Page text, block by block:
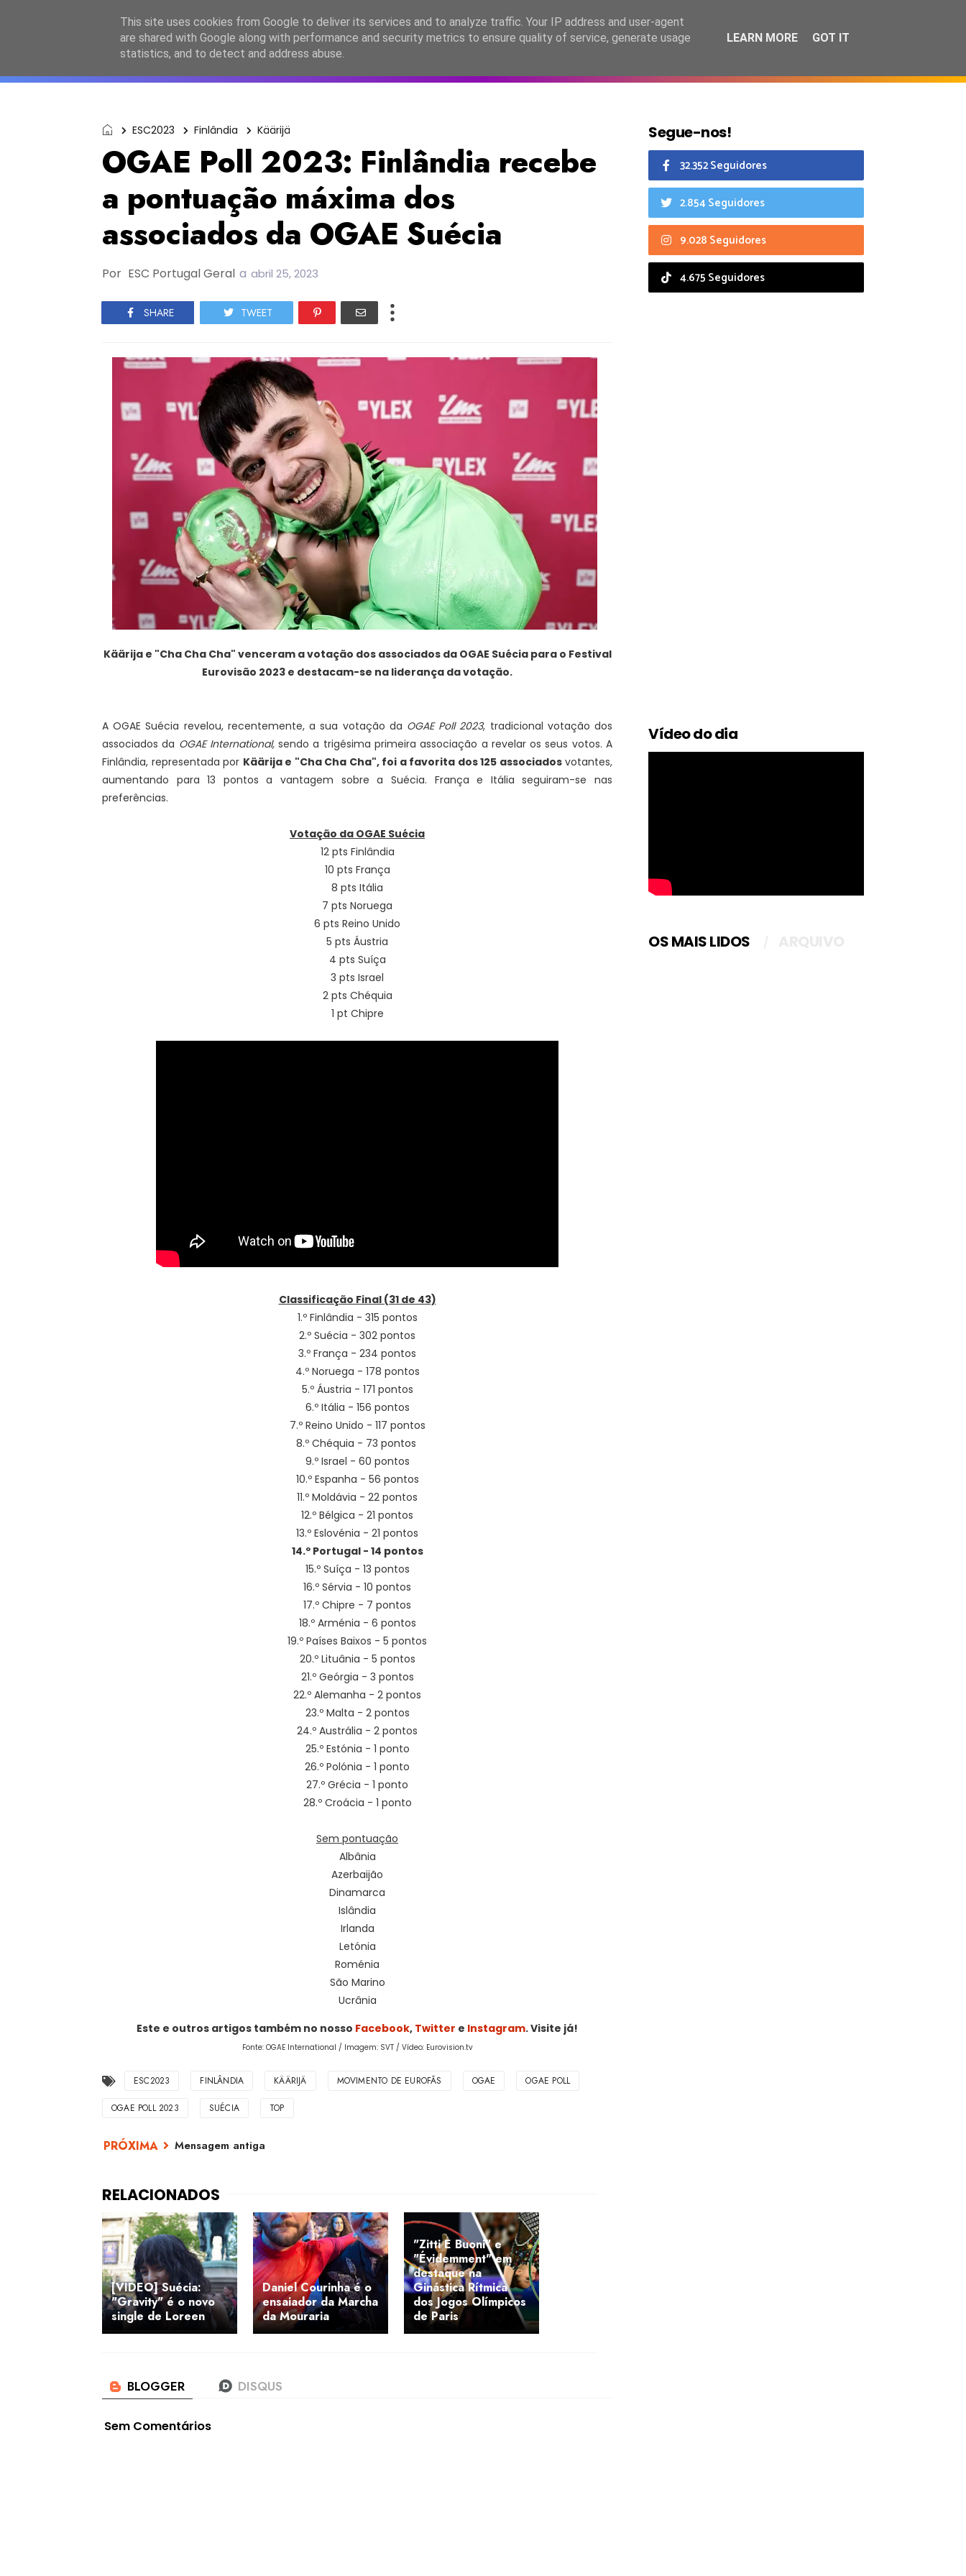
ESC2027 JESC2026 FC2026 EASC2026 PORTUGAL LANÇAMENTOS ESPECIAIS CALENDÁRIO
ESC2023 Finlândia Käärijä
OGAE Poll 2023: Finlândia recebe
a pontuação máxima dos
associados da OGAE Suécia
Por ESC Portugal Geral a abril 25, 2023
SHARE TWEET
Käärija e "Cha Cha Cha" venceram a votação dos associados da OGAE Suécia para o Festival
Eurovisão 2023 e destacam-se na liderança da votação.
A OGAE Suécia revelou, recentemente, a sua votação da OGAE Poll 2023, tradicional votação dos
associados da OGAE International,sendo a trigésima primeira associação a revelar os seus votos. A
Finlândia, representada por Käärija e "Cha Cha Cha",foi a favorita dos 125 associadosvotantes,
aumentando para 13 pontos a vantagem sobre a Suécia. França e Itália seguiram-se nas
preferências.
Votação da OGAE Suécia
12 pts Finlândia
10 pts França
8 pts Itália
7 pts Noruega
6 pts Reino Unido
5 pts Áustria
4 pts Suíça
3 pts Israel
2 pts Chéquia
1 pt Chipre
Classificação Final (31 de 43)
1.º Finlândia - 315 pontos
2.º Suécia - 302 pontos
3.º França - 234 pontos
4.º Noruega - 178 pontos
5.º Áustria - 171 pontos
6.º Itália - 156 pontos
7.º Reino Unido - 117 pontos
8.º Chéquia - 73 pontos
9.º Israel - 60 pontos
10.º Espanha - 56 pontos
11.º Moldávia - 22 pontos
12.º Bélgica - 21 pontos
13.º Eslovénia - 21 pontos
14.º Portugal - 14 pontos
15.º Suíça - 13 pontos
16.º Sérvia - 10 pontos
17.º Chipre - 7 pontos
18.º Arménia - 6 pontos
19.º Países Baixos - 5 pontos
20.º Lituânia - 5 pontos
21.º Geórgia - 3 pontos
22.º Alemanha - 2 pontos
23.º Malta - 2 pontos
24.º Austrália - 2 pontos
25.º Estónia - 1 ponto
26.º Polónia - 1 ponto
27.º Grécia - 1 ponto
28.º Croácia - 1 ponto
Sem pontuação
Albânia
Azerbaijão
Dinamarca
Islândia
Irlanda
Letónia
Roménia
São Marino
Ucrânia
Este e outros artigos também no nosso Facebook, Twitter e Instagram. Visite já!
Fonte: OGAE International / Imagem: SVT / Vídeo: Eurovision.tv
ESC2023 FINLÂNDIA KÄÄRIJÄ MOVIMENTO DE EUROFÃS OGAE OGAE POLL
OGAE POLL 2023 SUÉCIA TOP
Mensagem antiga
[VÍDEO] Suécia:
"Gravity" é o novo
single de Loreen
Daniel Courinha é o
ensaiador da Marcha
da Mouraria
"Zitti E Buoni" e
"Évidemment" em
destaque na
Ginástica Rítmica
dos Jogos Olímpicos
de Paris
Sem Comentários
Segue-nos!
32.352 Seguidores
2.854 Seguidores
9.028 Seguidores
4.675 Seguidores
Vídeo do dia
OS MAIS LIDOS
This site uses cookies from Google to deliver its services and to analyze traffic. Your IP address and user-agent
are shared with Google along with performance and security metrics to ensure quality of service, generate usage
statistics, and to detect and address abuse.
LEARN MORE GOT IT